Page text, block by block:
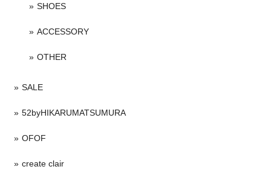
SHOES
ACCESSORY
OTHER
SALE
52byHIKARUMATSUMURA
OFOF
create clair